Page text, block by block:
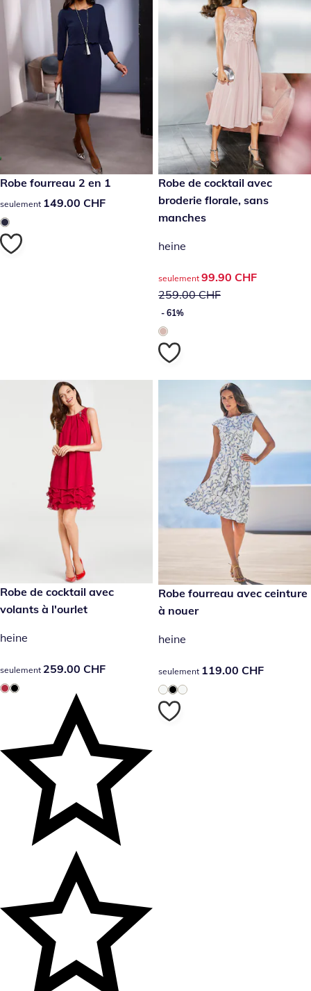
149.00 CHF
Robe fourreau 2 en 1
149.00 CHF
seulement 149.00 CHF
prix réduit : 99.90 CHF,
- 61%
Robe de cocktail avec
broderie florale, sans
manches
heine
prix réduit : 99.90 CHF,
seulement 99.90 CHF
259.00 CHF
- 61%
259.00 CHF
Robe de cocktail avec
volants à l'ourlet
heine
259.00 CHF
seulement 259.00 CHF
119.00 CHF
Robe fourreau avec ceinture
à nouer
heine
119.00 CHF
seulement 119.00 CHF